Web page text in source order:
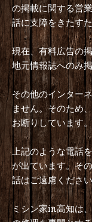
の掲載に関する営
話に支障をきたす
現在、有料広告の
地元情報誌へのみ
その他のインター
ません。そのため
お断りしています。
上記のような電話
が出ています。そ
話はご遠慮くださ
ミシン家in高知は